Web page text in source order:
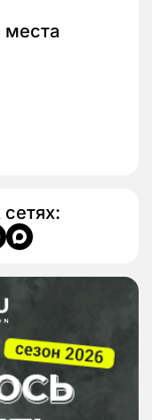
места